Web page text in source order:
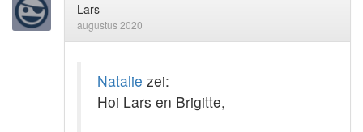
Lars
augustus 2020
Natalie zei:
Hoi Lars en Brigitte,